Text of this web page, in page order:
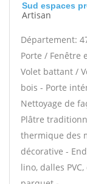
Sud espaces
Artisan
Département:
Porte / Fenêtre
Volet battant /
bois - Porte
Nettoyage de
Plâtre
thermique des
décorative -
lino, dalles